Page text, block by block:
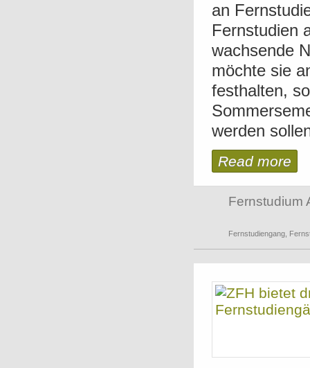
an
Fernstudien
wachsende
möchte sie
festhalten,
werden
Read more
Fernstudium
Fernstudiengang